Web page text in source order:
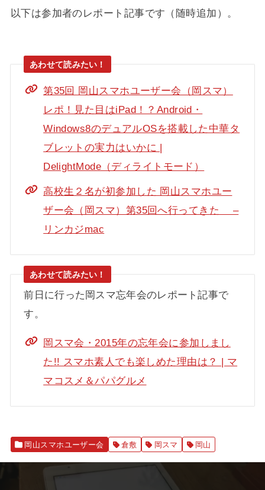
以下は参加者のレポート記事です（随時追加）。
第35回 岡山スマホユーザー会（岡スマ）
レポ！見た目はiPad！？Android・
Windows8のデュアルOSを搭載した中華タ
ブレットの実力はいかに |
DelightMode（ディライトモード）
高校生２名が初参加した 岡山スマホユー
ザー会（岡スマ）第35回へ行ってきた –
リンカジmac
前日に行った岡スマ忘年会のレポート記事で
す。
岡スマ会・2015年の忘年会に参加しまし
た!! スマホ素人でも楽しめた理由は？ | マ
マコスメ＆パパグルメ
岡山スマホユーザー会 倉敷 岡スマ 岡山